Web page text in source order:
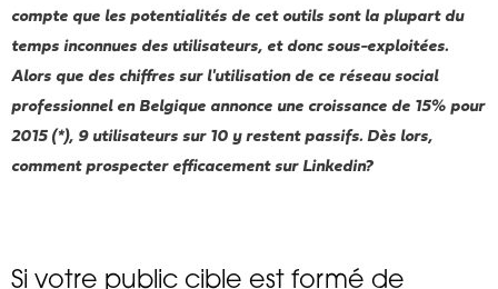
compte que les potentialités de cet outils sont la plupart du
temps inconnues des utilisateurs, et donc sous-exploitées.
Alors que des chiffres sur l'utilisation de ce réseau social
professionnel en Belgique annonce une croissance de 15% pour
2015 (*), 9 utilisateurs sur 10 y restent passifs. Dès lors,
comment prospecter efficacement sur Linkedin?
Si votre public cible est formé de